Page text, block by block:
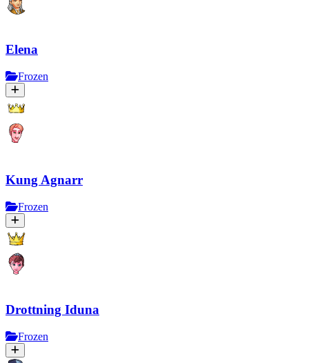
Elena
Frozen
Kung Agnarr
Frozen
Drottning Iduna
Frozen